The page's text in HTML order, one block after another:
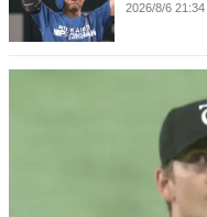
2026/8/6 21:34